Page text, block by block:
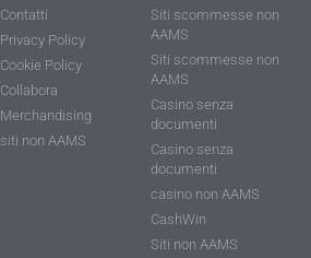
Contatti
Privacy Policy
Cookie Policy
Collabora
Merchandising
siti non AAMS
Siti scommesse non
AAMS
Siti scommesse non
AAMS
Casino senza
documenti
Casino senza
documenti
casino non AAMS
CashWin
Siti non AAMS